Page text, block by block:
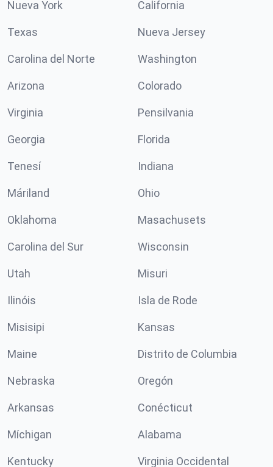
Nueva York California
Texas Nueva Jersey
Carolina del Norte Washington
Arizona Colorado
Virginia Pensilvania
Georgia Florida
Tenesí Indiana
Máriland Ohio
Oklahoma Masachusets
Carolina del Sur Wisconsin
Utah Misuri
Ilinóis Isla de Rode
Misisipi Kansas
Maine Distrito de Columbia
Nebraska Oregón
Arkansas Conécticut
Míchigan Alabama
Kentucky Virginia Occidental